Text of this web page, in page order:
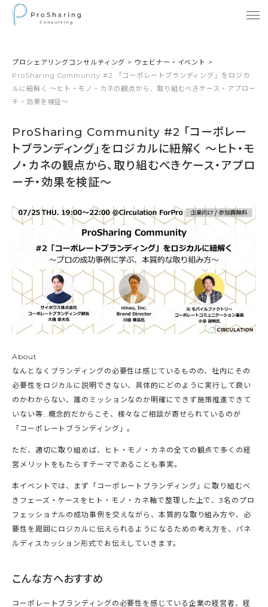
プロシェアリングコンサルティング > ウェビナー・イベント >
ProSharing Community #2 「コーポレートブランディング」をロジカ
ルに紐解く 〜ヒト・モノ・カネの観点から、取り組むべきケース・アプロー
チ・効果を検証〜
ProSharing Community #2 「コーポレー
トブランディング」をロジカルに紐解く 〜ヒト・モ
ノ・カネの観点から、取り組むべきケース・アプロ
ーチ・効果を検証〜
About
なんとなくブランディングの必要性は感じているものの、社内にその
必要性をロジカルに説明できない、具体的にどのように実行して良い
のかわからない、誰のミッションなのか明確にできず施策推進できて
いない等…概念的だからこそ、様々なご相談が寄せられているのが
「コーポレートブランディング」。
ただ、適切に取り組めば、ヒト・モノ・カネの全ての観点で多くの経
営メリットをもたらすテーマであることも事実。
本イベントでは、まず「コーポレートブランディング」に取り組むべ
きフェーズ・ケースをヒト・モノ・カネ軸で整理した上で、3名のプロ
フェッショナルの成功事例を交えながら、本質的な取り組み方や、必
要性を周囲にロジカルに伝えられるようになるための考え方を、パネ
ルディスカッション形式でお伝えしていきます。
こんな方へおすすめ
コーポレートブランディングの必要性を感じている企業の経営者、経